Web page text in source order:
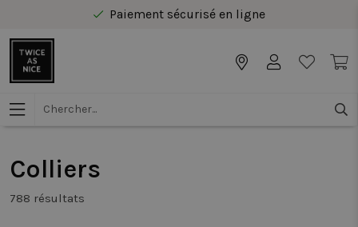
Livraison gratuite au Benelux à partir de 40 €
Colliers
788 résultats